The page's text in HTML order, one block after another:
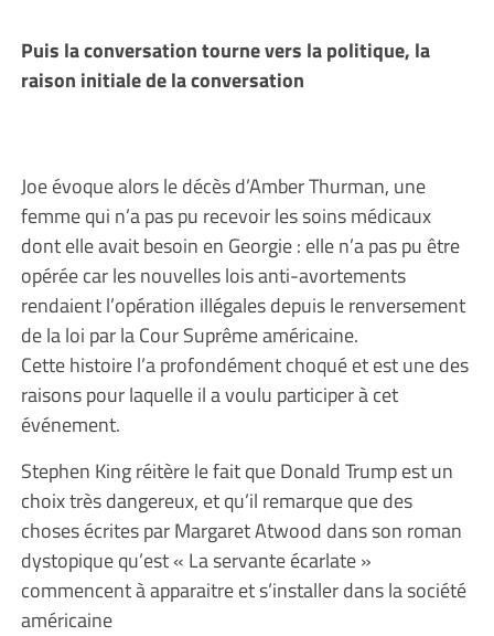
Puis la conversation tourne vers la politique, la
raison initiale de la conversation
Joe évoque alors le décès d’Amber Thurman, une
femme qui n’a pas pu recevoir les soins médicaux
dont elle avait besoin en Georgie : elle n’a pas pu être
opérée car les nouvelles lois anti-avortements
rendaient l’opération illégales depuis le renversement
de la loi par la Cour Suprême américaine.
Cette histoire l’a profondément choqué et est une des
raisons pour laquelle il a voulu participer à cet
événement.
Stephen King réitère le fait que Donald Trump est un
choix très dangereux, et qu’il remarque que des
choses écrites par Margaret Atwood dans son roman
dystopique qu’est « La servante écarlate »
commencent à apparaitre et s’installer dans la société
américaine